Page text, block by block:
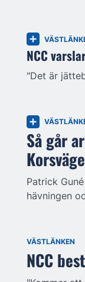
NCC
"Det är
Så går
Patrick
hävningen
VÄSTLÄNKEN
NCC